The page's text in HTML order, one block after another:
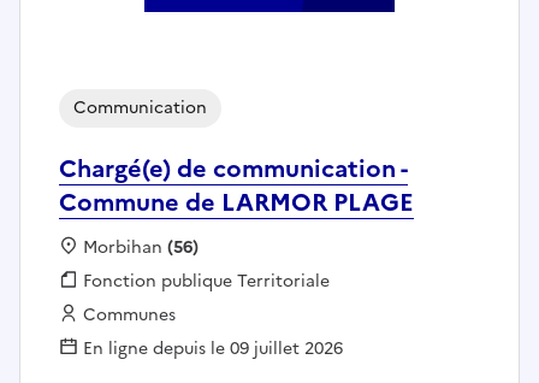
Chargé(e) de communication -
Commune de LARMOR PLAGE
Communication
Localisation :
Morbihan (56)
Fonction publique :
Fonction publique Territoriale
Employeur :
Communes
En ligne depuis le 09 juillet 2026